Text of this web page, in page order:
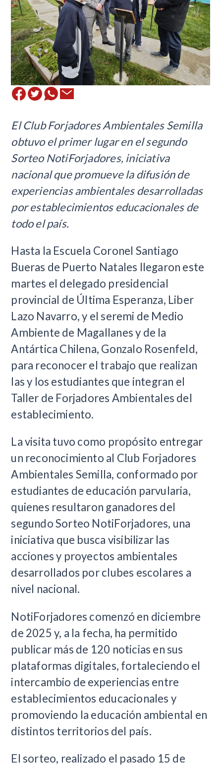
El Club Forjadores Ambientales Semilla
obtuvo el primer lugar en el segundo
Sorteo NotiForjadores, iniciativa
nacional que promueve la difusión de
experiencias ambientales desarrolladas
por establecimientos educacionales de
todo el país.
Hasta la Escuela Coronel Santiago
Bueras de Puerto Natales llegaron este
martes el delegado presidencial
provincial de Última Esperanza, Liber
Lazo Navarro, y el seremi de Medio
Ambiente de Magallanes y de la
Antártica Chilena, Gonzalo Rosenfeld,
para reconocer el trabajo que realizan
las y los estudiantes que integran el
Taller de Forjadores Ambientales del
establecimiento.
La visita tuvo como propósito entregar
un reconocimiento al Club Forjadores
Ambientales Semilla, conformado por
estudiantes de educación parvularia,
quienes resultaron ganadores del
segundo Sorteo NotiForjadores, una
iniciativa que busca visibilizar las
acciones y proyectos ambientales
desarrollados por clubes escolares a
nivel nacional.
NotiForjadores comenzó en diciembre
de 2025 y, a la fecha, ha permitido
publicar más de 120 noticias en sus
plataformas digitales, fortaleciendo el
intercambio de experiencias entre
establecimientos educacionales y
promoviendo la educación ambiental en
distintos territorios del país.
El sorteo, realizado el pasado 15 de